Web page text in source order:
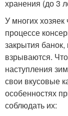
хранения (до 3
У многих
процессе
закрытия
взрываются.
наступления
свои вкусовые
особенностях
соблюдать их: